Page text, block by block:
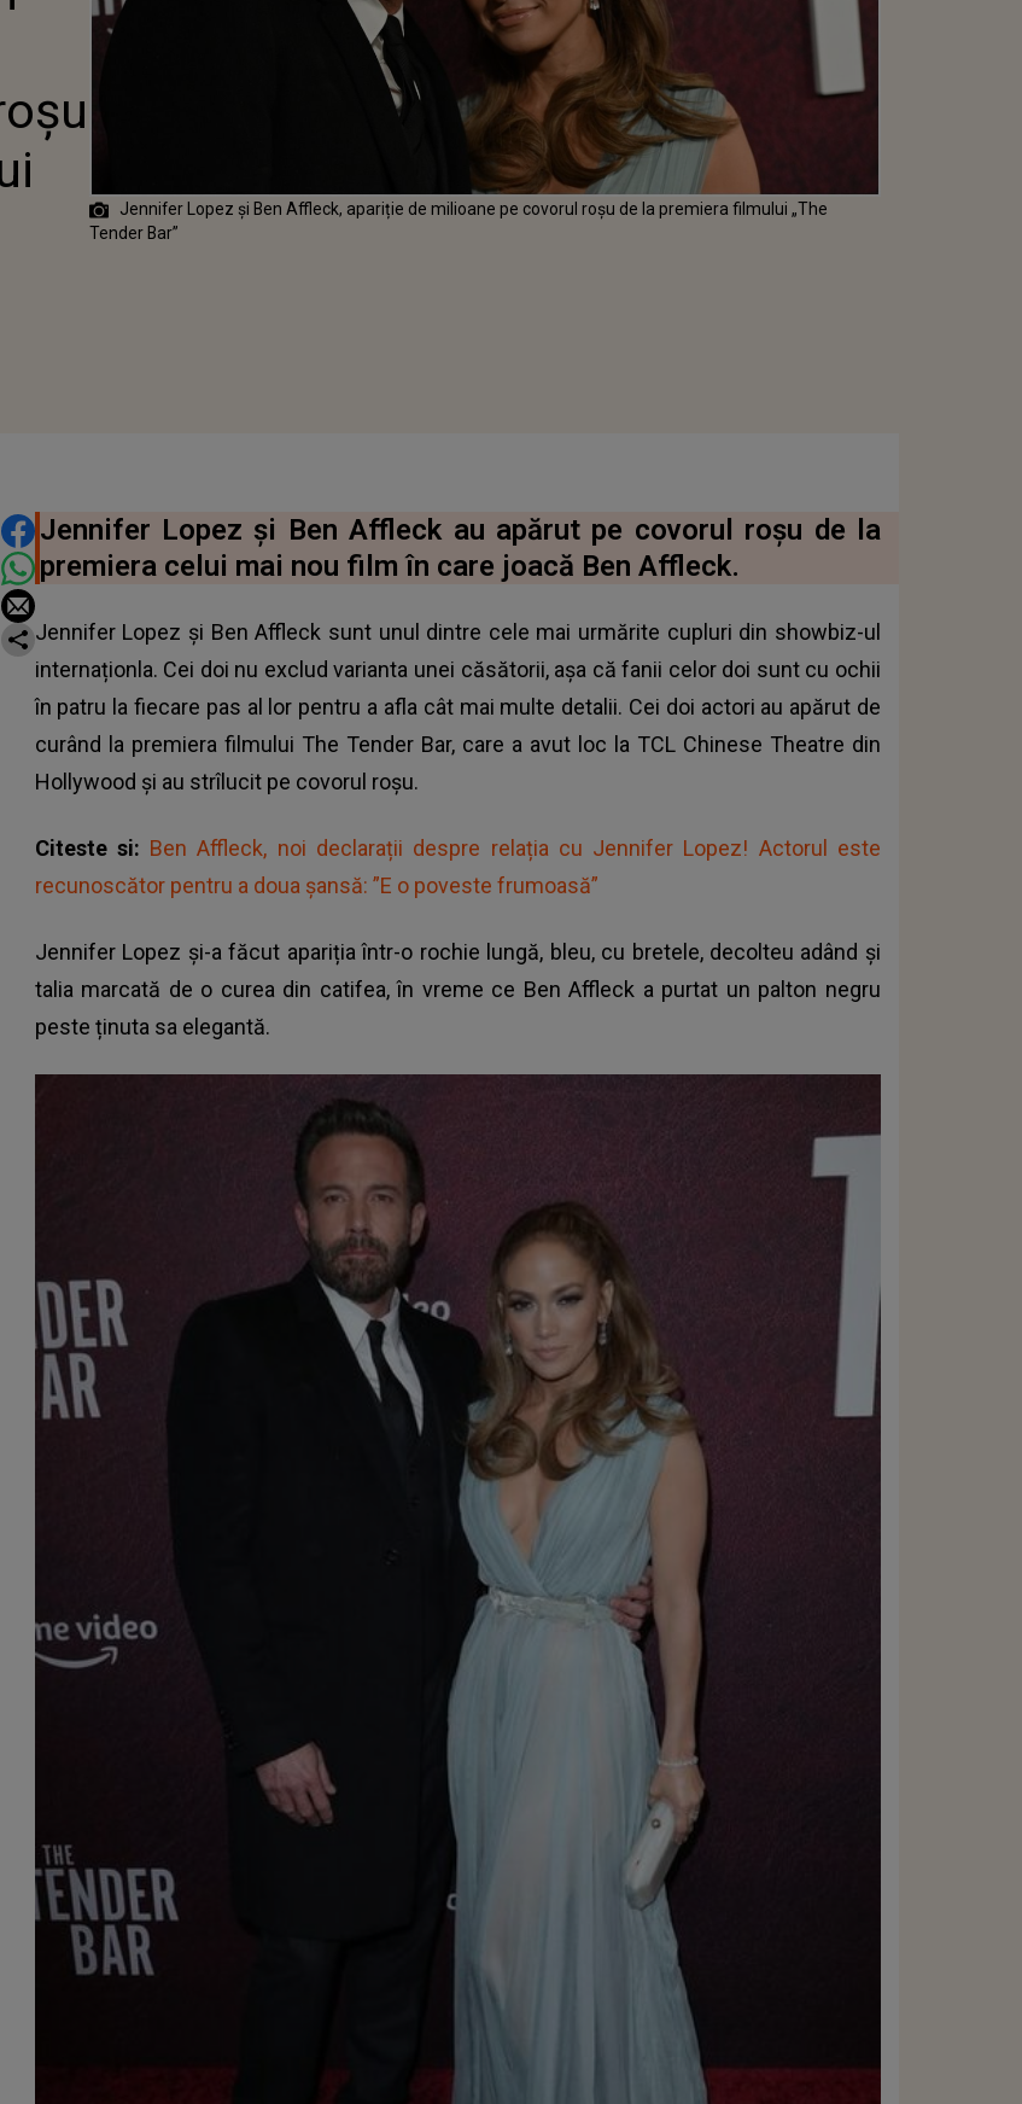
Jennifer Lopez și Ben Affleck, apariție de milioane pe covorul roșu de la premiera filmului „The
Tender Bar”
DISTRIBUIE ARTICOLUL
Jennifer Lopez și Ben Affleck au apărut pe covorul roșu de la
premiera celui mai nou film în care joacă Ben Affleck.
Jennifer Lopez și Ben Affleck sunt unul dintre cele mai urmărite cupluri din showbiz-ul
internaționla. Cei doi nu exclud varianta unei căsătorii, așa că fanii celor doi sunt cu ochii
în patru la fiecare pas al lor pentru a afla cât mai multe detalii. Cei doi actori au apărut de
curând la premiera filmului The Tender Bar, care a avut loc la TCL Chinese Theatre din
Hollywood și au strîlucit pe covorul roșu.
Citeste si: Ben Affleck, noi declarații despre relația cu Jennifer Lopez! Actorul este
recunoscător pentru a doua șansă: ”E o poveste frumoasă”
Jennifer Lopez și-a făcut apariția într-o rochie lungă, bleu, cu bretele, decolteu adând și
talia marcată de o curea din catifea, în vreme ce Ben Affleck a purtat un palton negru
peste ținuta sa elegantă.